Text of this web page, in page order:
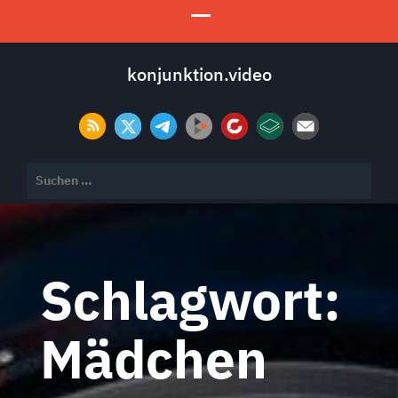
konjunktion.video
nach:
Schlagwort:
Mädchen